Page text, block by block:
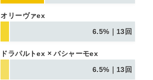
オリーヴァex
6.5%｜13回
ドラパルトex × バシャーモex
6.5%｜13回